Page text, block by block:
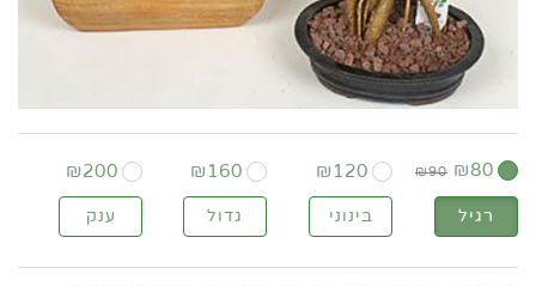
₪80
₪90
₪ 120
₪ 160
₪200
רגיל בינוני גדול ענק